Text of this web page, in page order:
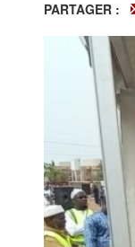
PARTAGER :